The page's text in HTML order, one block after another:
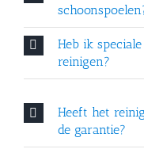
Heb ik
reinigen?
Heeft het
de garantie?